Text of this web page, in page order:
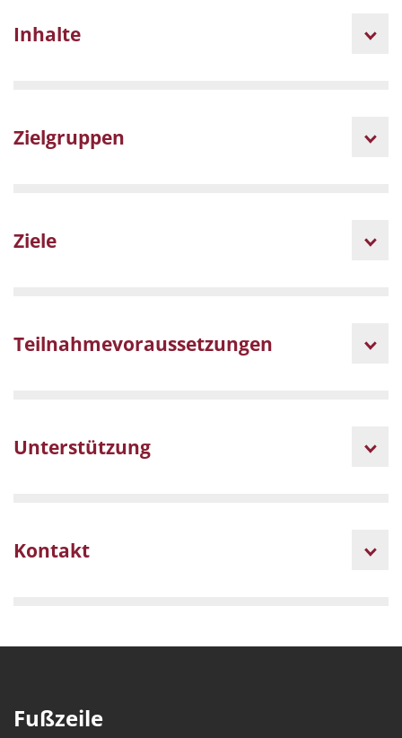
Inhalte
Zielgruppen
Ziele
Teilnahmevoraussetzungen
Unterstützung
Kontakt
Fußzeile